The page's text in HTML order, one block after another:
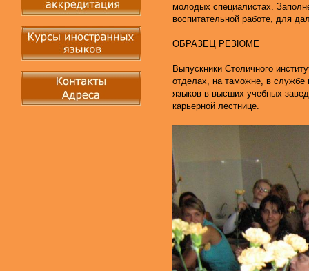
молодых специалистах.
воспитательной работе, для
ОБРАЗЕЦ РЕЗЮМЕ
Выпускники Столичного
отделах, на таможне, в службе
языков в высших учебных
карьерной лестнице.